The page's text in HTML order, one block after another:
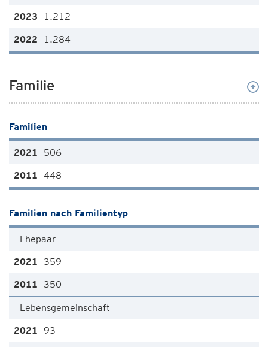
1.212
1.284
Familie
Familien
506
448
Familien nach Familientyp
Ehepaar
359
350
Lebensgemeinschaft
93